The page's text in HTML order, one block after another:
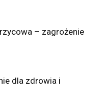
– zagrożenie
dla zdrowia i